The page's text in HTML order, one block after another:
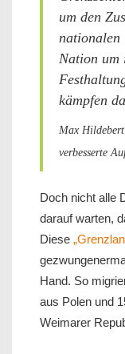
um den
nationalen
Nation um
kämpfen
Max Hildebert
verbesserte
Doch nicht alle
darauf warten,
Diese
Hand. So
aus Polen und
Weimarer